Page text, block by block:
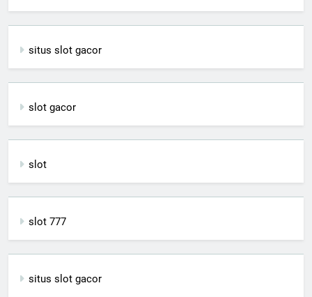
situs slot gacor
slot gacor
slot
slot 777
situs slot gacor